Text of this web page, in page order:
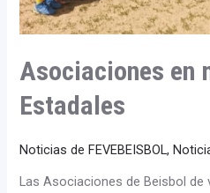
Asociaciones en
Estadales
Noticias de FEVEBEISBOL,
Las Asociaciones de Beisbol